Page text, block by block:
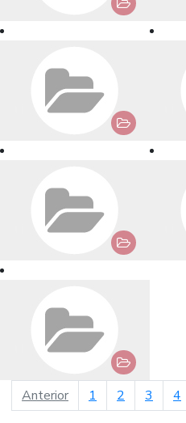
Anteriorpágina anterior
1 2 3 4